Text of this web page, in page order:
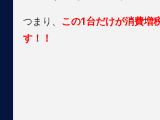
つまり、 この1台だけが消費増
す！！